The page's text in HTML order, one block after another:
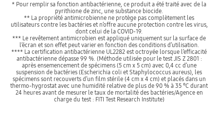
* Pour remplir sa fonction antibactérienne, ce produit a été traité avec de la
pyrithione de zinc, une substance biocide.
** La propriété antimicrobienne ne protège pas complètement les
utilisateurs contre les bactéries et n’offre aucune protection contre les virus,
dont celui de la COVID-19.
*** Le revêtement antimicrobien est appliqué uniquement sur la surface de
l’écran et son effet peut varier en fonction des conditions d’utilisation.
**** La certification antibactérienne UL2282 est octroyée lorsque l’efficacité
antibactérienne dépasse 99 %. (Méthode utilisée pour le test JIS Z 2801 :
après ensemencement de spécimens (5 cm x 5 cm) avec 0,4 cc d’une
suspension de bactéries (Escherichia coli et Staphylococcus aureus), les
spécimens sont recouverts d’un film stérile (4 cm x 4 cm) et placés dans un
thermo-hygrostat avec une humidité relative de plus de 90 % à 35 °C durant
24 heures avant de mesurer le taux de mortalité des bactéries/Agence en
charge du test : FITI Test Research Institute)